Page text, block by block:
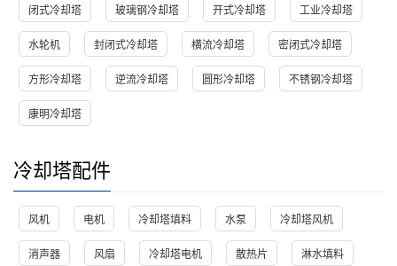
闭式冷却塔 玻璃钢冷却塔 开式冷却塔 工业冷却塔
水轮机 封闭式冷却塔 横流冷却塔 密闭式冷却塔
方形冷却塔 逆流冷却塔 圆形冷却塔 不锈钢冷却塔
康明冷却塔
冷却塔配件
风机 电机 冷却塔填料 水泵 冷却塔风机
消声器 风扇 冷却塔电机 散热片 淋水填料